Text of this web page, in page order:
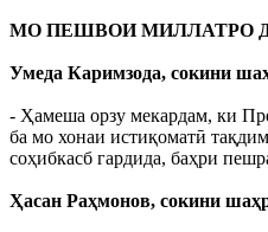
МО ПЕШВОИ МИЛЛАТРО
Умеда Каримзода, сокини
- Ҳамеша орзу мекардам, ки
ба мо хонаи истиқоматӣ
соҳибкасб гардида, баҳри
Ҳасан Раҳмонов, сокини